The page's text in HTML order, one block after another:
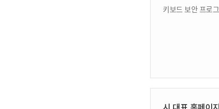
키보드 보안 프로